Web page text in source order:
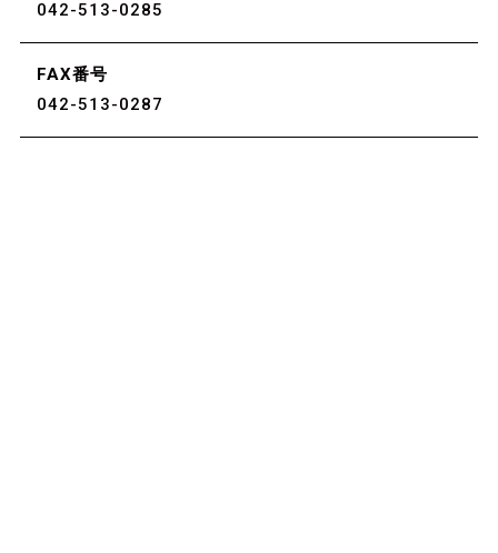
042-513-0285
FAX番号
042-513-0287